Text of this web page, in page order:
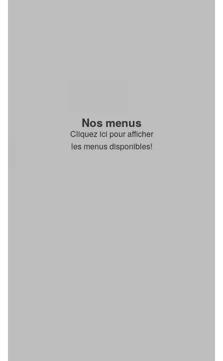
Nos menus
Cliquez ici pour afficher
les menus disponibles!